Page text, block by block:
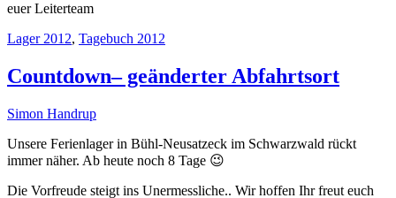
euer Leiterteam
Lager 2012, Tagebuch 2012
Countdown– geänderter Abfahrtsort
Simon Handrup
Unsere Ferienlager in Bühl-Neusatzeck im Schwarzwald rückt
immer näher. Ab heute noch 8 Tage 😉
Die Vorfreude steigt ins Unermessliche.. Wir hoffen Ihr freut euch